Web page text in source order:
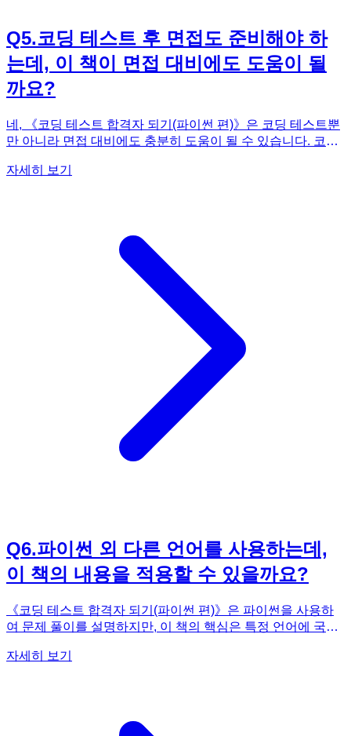
Q5.코딩 테스트 후 면접도 준비해야 하
는데, 이 책이 면접 대비에도 도움이 될
까요?
네, 《코딩 테스트 합격자 되기(파이썬 편)》은 코딩 테스트뿐
만 아니라 면접 대비에도 충분히 도움이 될 수 있습니다. 코딩
지원자의 문제 해결 능력, 논리적 사고력, 코드 작성 능력 등 전
테스트에서 사용한 알고리즘이나 자료구조에 대한 질문을 받
거나, 코드의 효율성이나 개선점에 대한 질문을 받을 수 있습
니다. 이 책을 통해 탄탄하게 다져진 기본기는 면접에서 자신
감 있게 답변하는 데 큰 도움이 될 것입니다. 또한, 이 책은 면
접에서 자주 등장하는 질문 유형에 대한 팁과 조언도 제공합니
다. 코딩 테스트와 면접을 동시에 대비하고 싶다면, 《코딩 테
스트 합격자 되기(파이썬 편)》을 적극 활용해 보세요.
자세히 보기
Q6.파이썬 외 다른 언어를 사용하는데,
이 책의 내용을 적용할 수 있을까요?
《코딩 테스트 합격자 되기(파이썬 편)》은 파이썬을 사용하
여 문제 풀이를 설명하지만, 이 책의 핵심은 특정 언어에 국한
조와 알고리즘의 핵심 원리를 설명하고, 문제 해결 전략을 제
Java를 사용하는 경우에도, 이 책에서 설명하는 정렬 알고리
자세히 보기